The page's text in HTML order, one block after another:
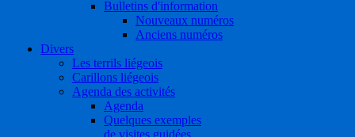
Bulletins d'information
Nouveaux numéros
Anciens numéros
Divers
Les terrils liégeois
Carillons liégeois
Agenda des activités
Agenda
Quelques exemples